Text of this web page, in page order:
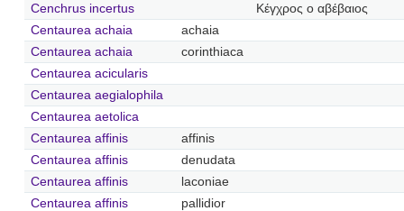
Cenchrus incertus
Κέγχρος ο αβέβαιος
Centaurea achaia
achaia
Centaurea achaia
corinthiaca
Centaurea acicularis
Centaurea aegialophila
Centaurea aetolica
Centaurea affinis
affinis
Centaurea affinis
denudata
Centaurea affinis
laconiae
Centaurea affinis
pallidior